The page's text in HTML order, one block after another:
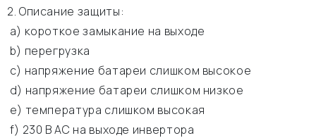
2. Описание защиты:
а) короткое замыкание на выходе
b) перегрузка
c) напряжение батареи слишком высокое
d) напряжение батареи слишком низкое
e) температура слишком высокая
f) 230 В АС на выходе инвертора